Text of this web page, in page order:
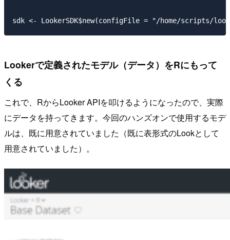
Lookerで定義されたモデル（データ）をRにもって
くる
これで、RからLooker APIを叩けるようになったので、実際
にデータを持ってきます。今回のハンズオンで使用するモデ
ルは、既に用意されていました（既に表形式のLookとして
用意されていました）。